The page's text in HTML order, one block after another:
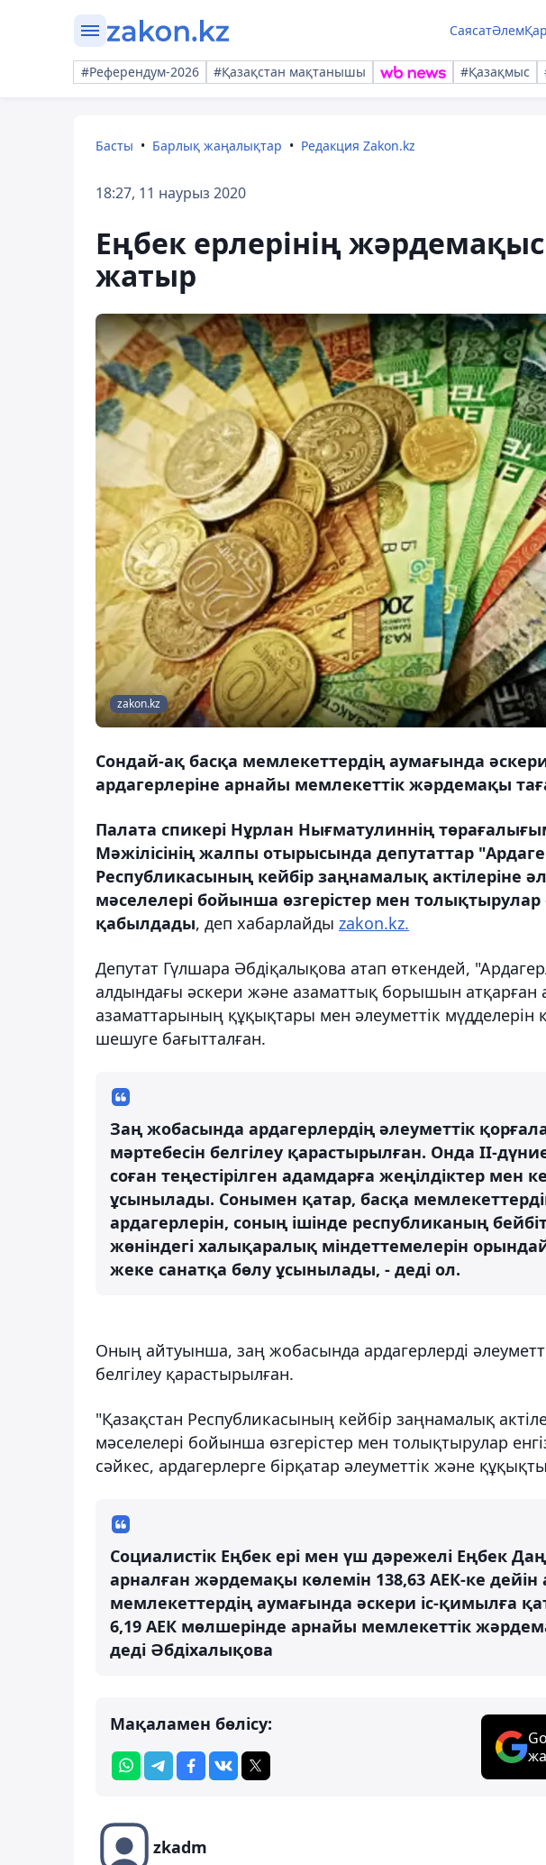
СаясатӘлем
#Референдум-2026 #Қазақстан мақтанышы #Қазақмыс
Басты Барлық жаңалықтар Редакция Zakon.kz
18:27, 11 наурыз 2020
Еңбек ерлерінің
жатыр
zakon.kz
Сондай-ақ басқа мемлекеттердің аумағында
ардагерлеріне арнайы мемлекеттік жәрдемақы
Палата спикері Нұрлан Нығматулиннің
Мәжілісінің жалпы отырысында депутаттар
Республикасының кейбір заңнамалық актілеріне
мәселелері бойынша өзгерістер мен
қабылдады, деп хабарлайды zakon.kz.
Депутат Гүлшара Әбдіқалықова атап өткендей,
алдындағы әскери және азаматтық борышын атқарған
азаматтарының құқықтары мен әлеуметтік мүдделерін
шешуге бағытталған.
Заң жобасында ардагерлердің әлеуметтік
мәртебесін белгілеу қарастырылған. Онда ІІ-
соған теңестірілген адамдарға жеңілдіктер мен
ұсынылады. Сонымен қатар, басқа
ардагерлерін, соның ішінде республиканың
жөніндегі халықаралық міндеттемелерін
жеке санатқа бөлу ұсынылады, - деді ол.
Оның айтуынша, заң жобасында ардагерлерді
белгілеу қарастырылған.
"Қазақстан Республикасының кейбір заңнамалық
мәселелері бойынша өзгерістер мен толықтырулар
сәйкес, ардагерлерге бірқатар әлеуметтік және
Социалистік Еңбек ері мен үш дәрежелі Еңбек
арналған жәрдемақы көлемін 138,63 АЕК-ке дейін
мемлекеттердің аумағында әскери іс-қимылға
6,19 АЕК мөлшерінде арнайы мемлекеттік
деді Әбдіхалықова
Мақаламен бөлісу:
zkadm